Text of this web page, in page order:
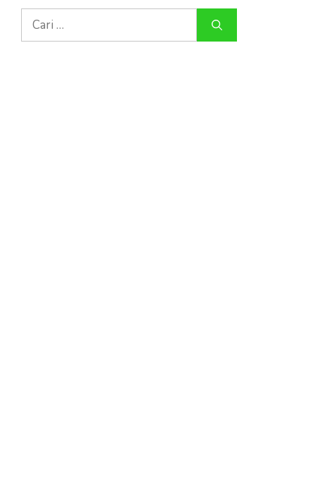
Cari
untuk: